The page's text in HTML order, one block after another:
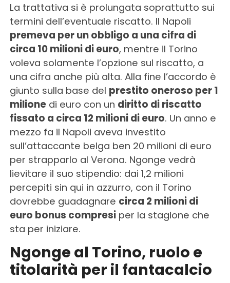
La trattativa si è prolungata soprattutto sui
termini dell’eventuale riscatto. Il Napoli
premeva per un obbligo a una cifra di
circa 10 milioni di euro, mentre il Torino
voleva solamente l’opzione sul riscatto, a
una cifra anche più alta. Alla fine l’accordo è
giunto sulla base del prestito oneroso per 1
milionedi euro con un diritto di riscatto
fissato a circa 12 milioni di euro. Un anno e
mezzo fa il Napoli aveva investito
sull’attaccante belga ben 20 milioni di euro
per strapparlo al Verona. Ngonge vedrà
lievitare il suo stipendio: dai 1,2 milioni
percepiti sin qui in azzurro, con il Torino
dovrebbe guadagnare circa 2 milioni di
euro bonus compresiper la stagione che
sta per iniziare.
Ngonge al Torino, ruolo e
titolarità per il fantacalcio